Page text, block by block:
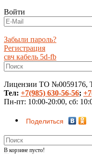
Войти
Забыли пароль?
Регистрация
свч кабель 5d-fb
Лицензии ТО №0059176,
Тел: +7(985) 630-56-56;
Пн-пт: 10:00-20:00, сб:
Поделиться
В корзине пусто!